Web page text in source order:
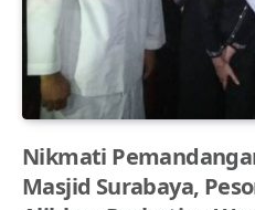
Nikmati
Masjid Surabaya,